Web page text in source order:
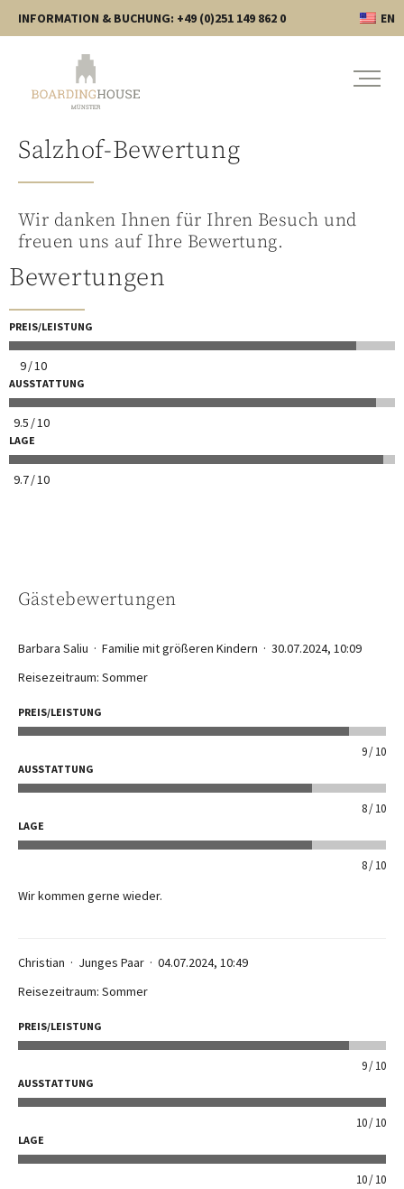
INFORMATION & BUCHUNG: +49 (0)251 149 862 0 EN
Salzhof-Bewertung
Wir danken Ihnen für Ihren Besuch und
freuen uns auf Ihre Bewertung.
Bewertungen
PREIS/LEISTUNG
9 10
AUSSTATTUNG
9.5 10
LAGE
9.7 10
Gästebewertungen
Barbara Saliu Familie mit größeren Kindern
30.07.2024, 10:09
Reisezeitraum: Sommer
PREIS/LEISTUNG
9 10
AUSSTATTUNG
8 10
LAGE
8 10
Wir kommen gerne wieder.
Christian Junges Paar
04.07.2024, 10:49
Reisezeitraum: Sommer
PREIS/LEISTUNG
9 10
AUSSTATTUNG
10 10
LAGE
10 10